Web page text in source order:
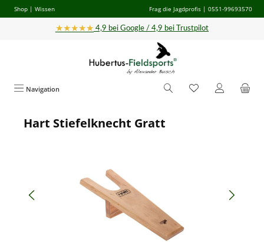
Zum Hauptinhalt springen
Shop | Wissen Frag die Jagdprofis | 0551-99693570
★★★★★ 4,9 bei Google / 4,9 bei Trustpilot
Navigation
Bildergalerie überspringen
Hart Stiefelknecht Gratt